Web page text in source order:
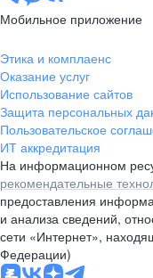
Мобильное приложение
Этика и комплаенс
Оказание услуг
Использование сайтов
Защита персональных
Пользовательское
ИТ аккредитация
На информационном
рекомендательные
предоставления
и анализа сведений,
сети «Интернет»,
Федерации)